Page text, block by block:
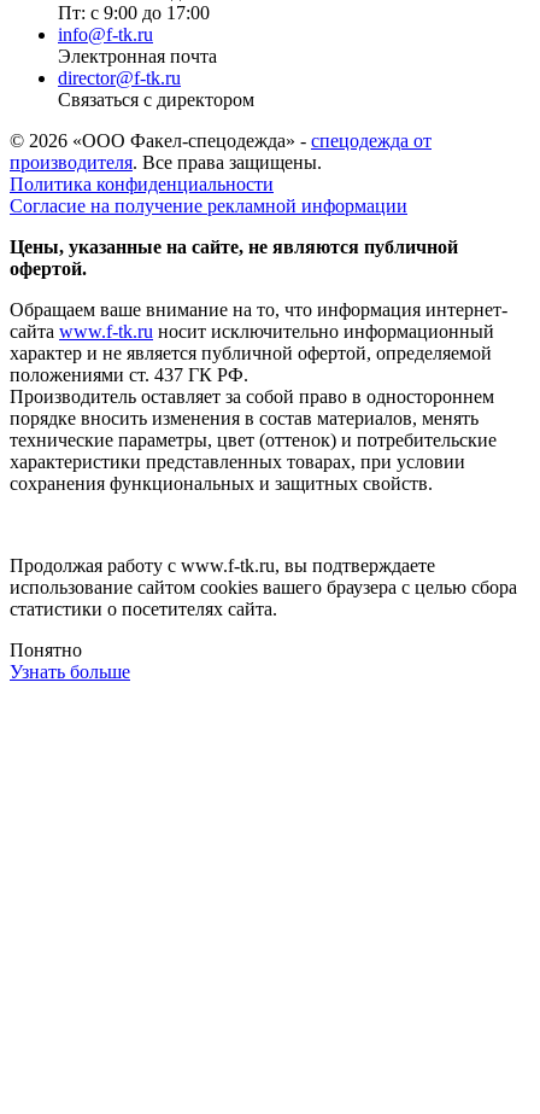
Пт: с 9:00 до 17:00
info@f-tk.ru
Электронная почта
director@f-tk.ru
Связаться с директором
© 2026 «ООО Факел-спецодежда» - спецодежда от
производителя. Все права защищены.
Политика конфиденциальности
Согласие на получение рекламной информации
Цены, указанные на сайте, не являются публичной
офертой.
Обращаем ваше внимание на то, что информация интернет-
сайта www.f-tk.ru носит исключительно информационный
характер и не является публичной офертой, определяемой
положениями ст. 437 ГК РФ.
Производитель оставляет за собой право в одностороннем
порядке вносить изменения в состав материалов, менять
технические параметры, цвет (оттенок) и потребительские
характеристики представленных товарах, при условии
сохранения функциональных и защитных свойств.
Продолжая работу с www.f-tk.ru, вы подтверждаете
использование сайтом cookies вашего браузера с целью сбора
статистики о посетителях сайта.
Понятно
Узнать больше